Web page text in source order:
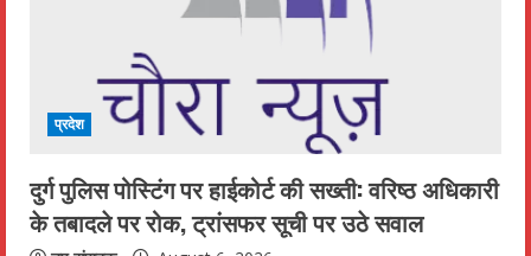
n
g
प्रदेश
दुर्ग पुलिस पोस्टिंग पर हाईकोर्ट की सख्ती: वरिष्ठ अधिकारी
के तबादले पर रोक, ट्रांसफर सूची पर उठे सवाल